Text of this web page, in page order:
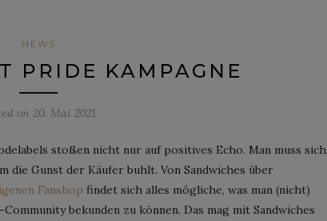
NEWS
PRIDE KAMPAGNE
on 20. Mai 2021
stoßen nicht nur auf positives Echo. Man muss sich
die Gunst der Käufer buhlt. Von Sandwiches über
Fanshop findet sich alles mögliche, was man (nicht)
bekunden zu können. Das mag mit Sandwiches